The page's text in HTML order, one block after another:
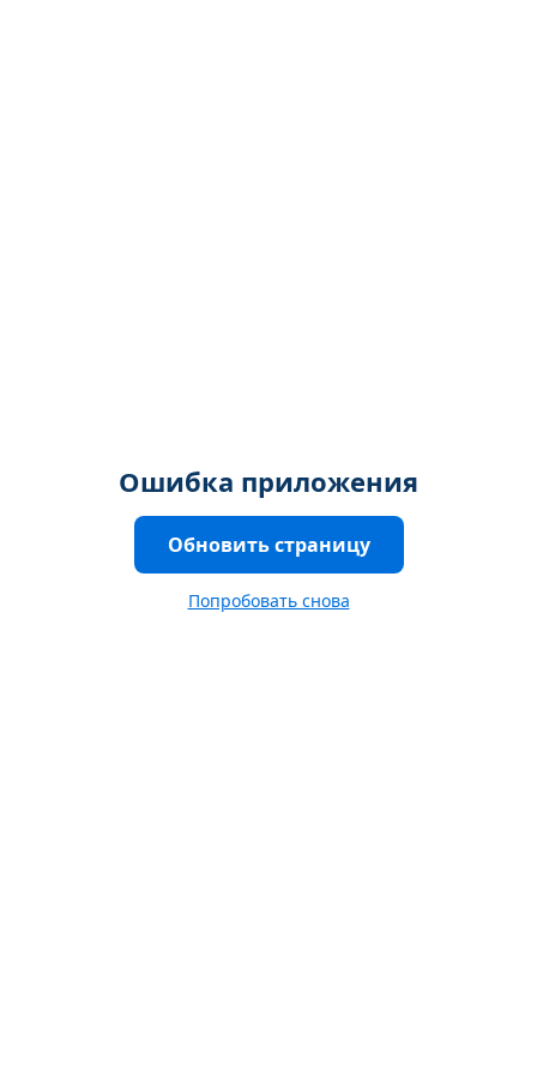
Ошибка приложения
Обновить страницу
Попробовать снова